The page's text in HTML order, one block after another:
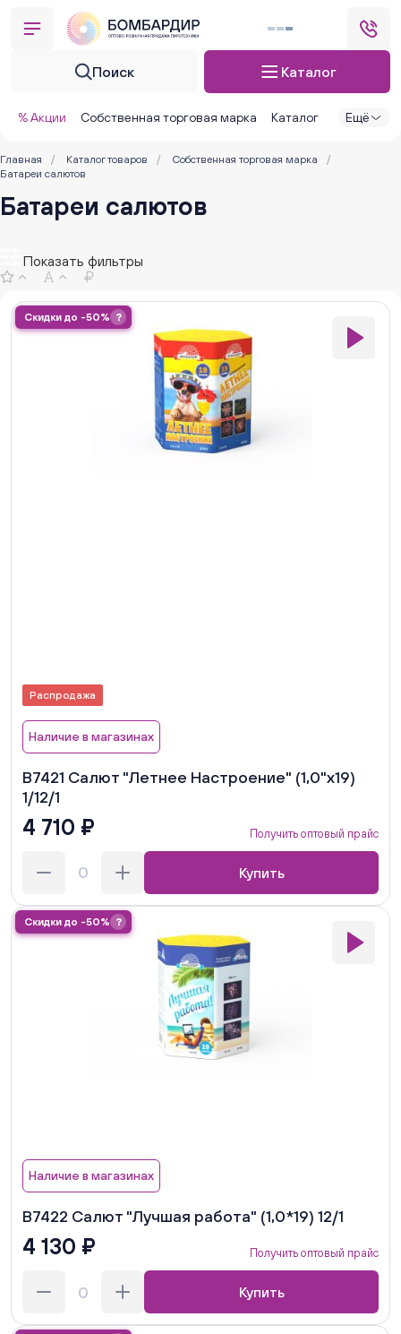
Поиск Каталог
% Акции Собственная торговая марка Каталог Ещё
Главная / Каталог товаров / Собственная торговая марка
/
Батареи салютов
Батареи салютов
Показать фильтры
Скидки до -50% ?
Распродажа
Наличие в магазинах
В7421 Салют "Летнее Настроение" (1,0"х19)
1/12/1
4 710 ₽ Получить оптовый прайс
Купить
Скидки до -50% ?
Наличие в магазинах
В7422 Салют "Лучшая работа" (1,0*19) 12/1
4 130 ₽ Получить оптовый прайс
Купить